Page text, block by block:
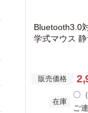
Bluetooth3.0
学式マウス 静
販売価格
在庫
〇
ご